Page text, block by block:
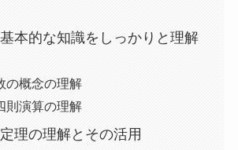
本的な知識をしっかりと理解
の概念の理解
則演算の理解
理の理解とその活用